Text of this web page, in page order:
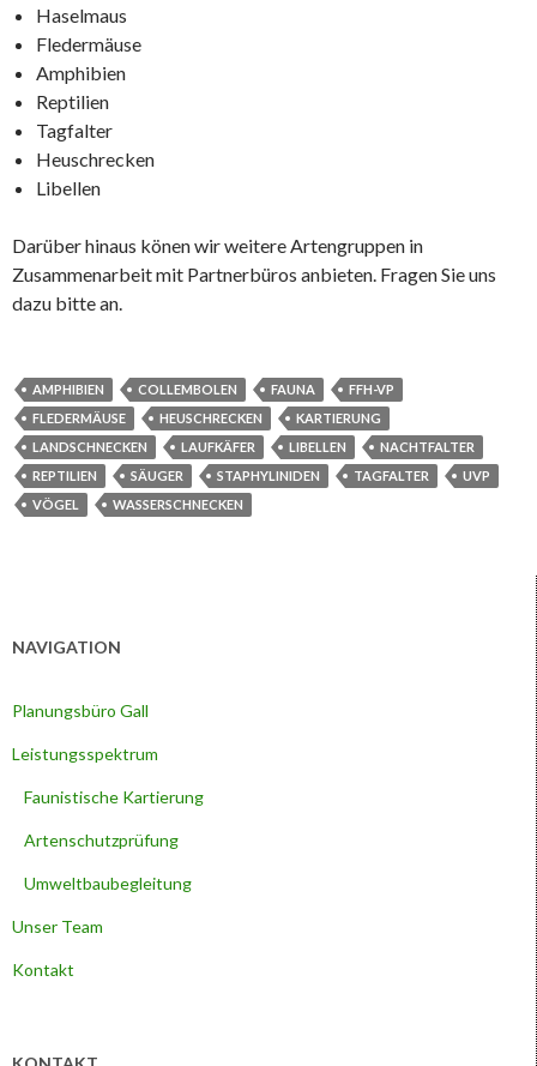
Haselmaus
Fledermäuse
Amphibien
Reptilien
Tagfalter
Heuschrecken
Libellen
Darüber hinaus könen wir weitere Artengruppen in
Zusammenarbeit mit Partnerbüros anbieten. Fragen Sie uns
dazu bitte an.
AMPHIBIEN COLLEMBOLEN FAUNA
FFH-VP
FLEDERMÄUSE
HEUSCHRECKEN
KARTIERUNG
LANDSCHNECKEN
LAUFKÄFER LIBELLEN
NACHTFALTER
REPTILIEN
SÄUGER STAPHYLINIDEN TAGFALTER
UVP
VÖGEL
WASSERSCHNECKEN
NAVIGATION
Planungsbüro Gall
Leistungsspektrum
Faunistische Kartierung
Artenschutzprüfung
Umweltbaubegleitung
Unser Team
Kontakt